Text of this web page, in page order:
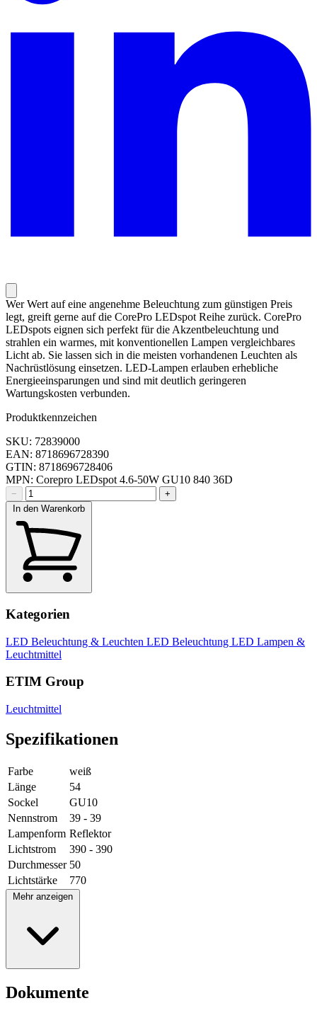
Wer Wert auf eine angenehme Beleuchtung zum günstigen Preis
legt, greift gerne auf die CorePro LEDspot Reihe zurück. CorePro
LEDspots eignen sich perfekt für die Akzentbeleuchtung und
strahlen ein warmes, mit konventionellen Lampen vergleichbares
Licht ab. Sie lassen sich in die meisten vorhandenen Leuchten als
Nachrüstlösung einsetzen. LED-Lampen erlauben erhebliche
Energieeinsparungen und sind mit deutlich geringeren
Wartungskosten verbunden.
Produktkennzeichen
SKU: 72839000
EAN: 8718696728390
GTIN: 8718696728406
MPN: Corepro LEDspot 4.6-50W GU10 840 36D
−
+
In den Warenkorb
Kategorien
LED Beleuchtung & Leuchten LED Beleuchtung LED Lampen &
Leuchtmittel
ETIM Group
Leuchtmittel
Spezifikationen
Farbe
weiß
Länge
54
Sockel
GU10
Nennstrom
39 - 39
Lampenform Reflektor
Lichtstrom
390 - 390
Durchmesser 50
Lichtstärke
770
Mehr anzeigen
Dokumente